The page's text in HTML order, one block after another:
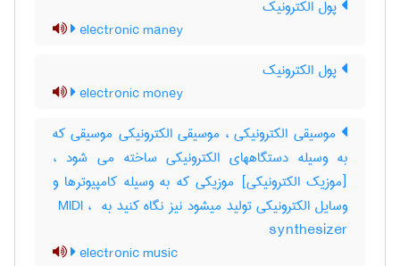
پول الکترونیک
electronic maney
پول الکترونیک
electronic money
موسیقی الکترونیکی ، موسیقی الکترونیکی موسیقی که
به وسیله دستگاههای الکترونیکی ساخته می شود ،
[موزیک الکترونیکی] موزیکی که به وسیله کامپیوترها و
وسایل الکترونیکی تولید میشود نیز نگاه کنید به ‎ MIDI ، ‎
synthesizer
electronic music